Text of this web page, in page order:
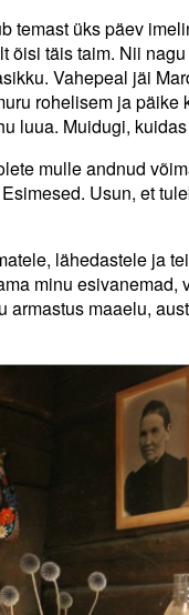
temast üks päev
täis taim. Nii
Vahepeal jäi
rohelisem ja
luua. Muidugi,
mulle andnud
Usun, et
lähedastele ja
minu
armastus maaelu,